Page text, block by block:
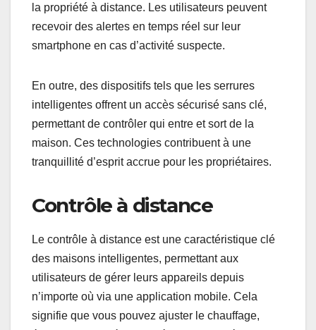
la propriété à distance. Les utilisateurs peuvent
recevoir des alertes en temps réel sur leur
smartphone en cas d’activité suspecte.
En outre, des dispositifs tels que les serrures
intelligentes offrent un accès sécurisé sans clé,
permettant de contrôler qui entre et sort de la
maison. Ces technologies contribuent à une
tranquillité d’esprit accrue pour les propriétaires.
Contrôle à distance
Le contrôle à distance est une caractéristique clé
des maisons intelligentes, permettant aux
utilisateurs de gérer leurs appareils depuis
n’importe où via une application mobile. Cela
signifie que vous pouvez ajuster le chauffage,